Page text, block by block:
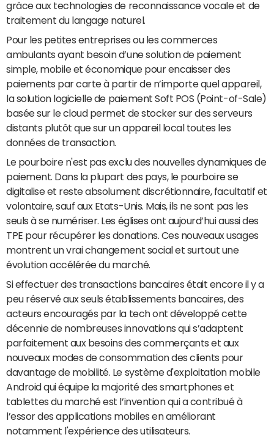
grâce aux technologies de reconnaissance vocale et de
traitement du langage naturel.
Pour les petites entreprises ou les commerces
ambulants ayant besoin d’une solution de paiement
simple, mobile et économique pour encaisser des
paiements par carte à partir de n’importe quel appareil,
la solution logicielle de paiement Soft POS (Point-of-Sale)
basée sur le cloud permet de stocker sur des serveurs
distants plutôt que sur un appareil local toutes les
données de transaction.
Le pourboire n'est pas exclu des nouvelles dynamiques de
paiement. Dans la plupart des pays, le pourboire se
digitalise et reste absolument discrétionnaire, facultatif et
volontaire, sauf aux Etats-Unis. Mais, ils ne sont pas les
seuls à se numériser. Les églises ont aujourd’hui aussi des
TPE pour récupérer les donations. Ces nouveaux usages
montrent un vrai changement social et surtout une
évolution accélérée du marché.
Si effectuer des transactions bancaires était encore il y a
peu réservé aux seuls établissements bancaires, des
acteurs encouragés par la tech ont développé cette
décennie de nombreuses innovations qui s’adaptent
parfaitement aux besoins des commerçants et aux
nouveaux modes de consommation des clients pour
davantage de mobilité. Le système d'exploitation mobile
Android qui équipe la majorité des smartphones et
tablettes du marché est l’invention qui a contribué à
l’essor des applications mobiles en améliorant
notamment l'expérience des utilisateurs.